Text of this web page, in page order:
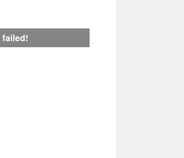
failed!